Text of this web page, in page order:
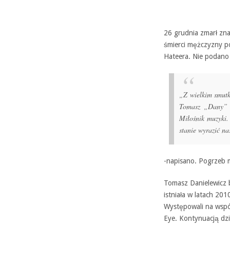
26 grudnia zmarł
śmierci mężczyzny
Hateera. Nie
„Z wielkim
Tomasz
Miłośnik
stanie wyrazić
-napisano. Pogrzeb
Tomasz
istniała w latach
Występowali na
Eye. Kontynuacją